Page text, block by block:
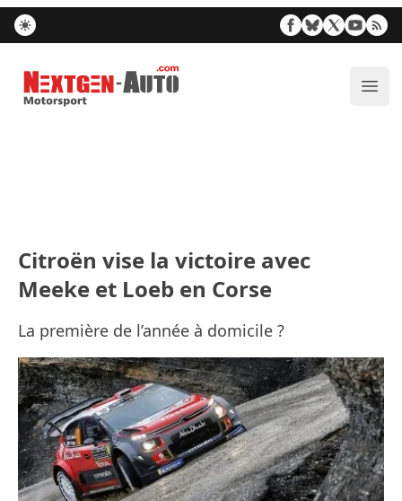
Nextgen-Auto.com
Citroën vise la victoire avec
Meeke et Loeb en Corse
La première de l’année à domicile ?